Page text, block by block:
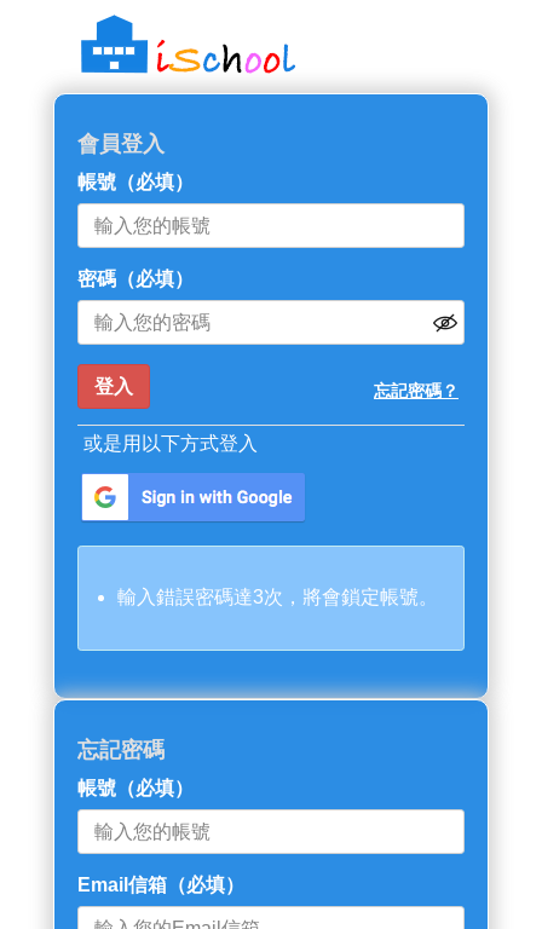
::: 跳過主導覽區塊
會員登入
帳號 （必填）
密碼 （必填）
忘記密碼？
或是用以下方式登入
輸入錯誤密碼達3次，將會鎖定帳號。
忘記密碼
帳號 （必填）
Email信箱 （必填）